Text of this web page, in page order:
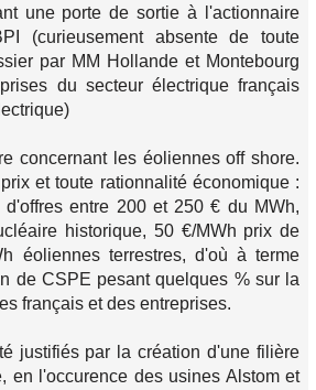
une porte de sortie à l'actionnaire
(curieusement absente de toute
par MM Hollande et Montebourg
du secteur électrique français
concernant les éoliennes off shore.
et toute rationnalité économique :
entre 200 et 250 € du MWh,
historique, 50 €/MWh prix de
éoliennes terrestres, d'où à terme
de CSPE pesant quelques % sur la
français et des entreprises.
justifiés par la création d'une filière
en l'occurence des usines Alstom et